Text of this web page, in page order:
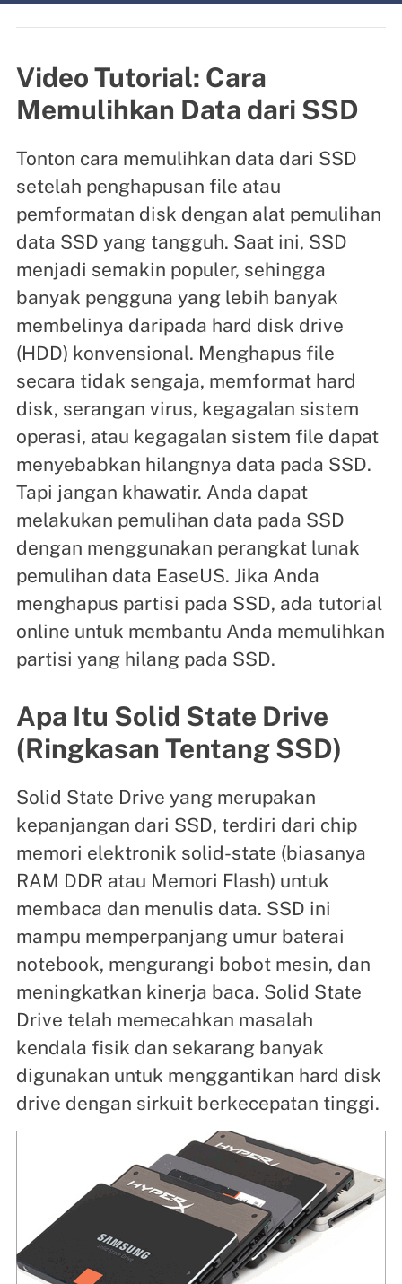
Video Tutorial: Cara
Memulihkan Data dari SSD
Tonton cara memulihkan data dari SSD
setelah penghapusan file atau
pemformatan disk dengan alat pemulihan
data SSD yang tangguh. Saat ini, SSD
menjadi semakin populer, sehingga
banyak pengguna yang lebih banyak
membelinya daripada hard disk drive
(HDD) konvensional. Menghapus file
secara tidak sengaja, memformat hard
disk, serangan virus, kegagalan sistem
operasi, atau kegagalan sistem file dapat
menyebabkan hilangnya data pada SSD.
Tapi jangan khawatir. Anda dapat
melakukan pemulihan data pada SSD
dengan menggunakan perangkat lunak
pemulihan data EaseUS. Jika Anda
menghapus partisi pada SSD, ada tutorial
online untuk membantu Anda memulihkan
partisi yang hilang pada SSD.
Apa Itu Solid State Drive
(Ringkasan Tentang SSD)
Solid State Drive yang merupakan
kepanjangan dari SSD, terdiri dari chip
memori elektronik solid-state (biasanya
RAM DDR atau Memori Flash) untuk
membaca dan menulis data. SSD ini
mampu memperpanjang umur baterai
notebook, mengurangi bobot mesin, dan
meningkatkan kinerja baca. Solid State
Drive telah memecahkan masalah
kendala fisik dan sekarang banyak
digunakan untuk menggantikan hard disk
drive dengan sirkuit berkecepatan tinggi.